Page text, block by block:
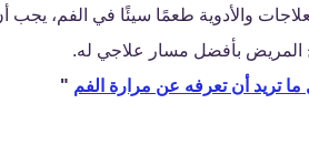
والأدوية طعمًا سيئًا في الفم، يجب
المريض بأفضل مسار علاجي له.
ما تريد أن تعرفه عن مرارة الفم "